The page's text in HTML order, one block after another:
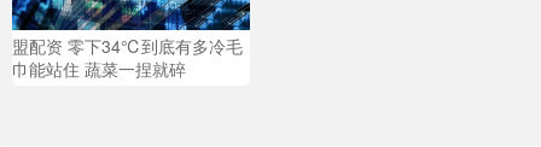
盟配资 零下34℃到底有多冷毛
巾能站住 蔬菜一捏就碎